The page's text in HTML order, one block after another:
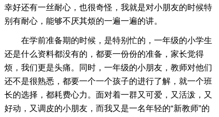
幸好还有一丝耐心，也很奇怪，我就是对小朋友的时候特
别有耐心，能够不厌其烦的一遍一遍的讲。
在学前准备期的时候，是特别忙的，一年级的小学生
还是什么资料都没有的，都要一份份的准备，家长觉得
烦，我们更是头痛。同时，一年级的小朋友，教师对他们
还不是很熟悉，都要一个一个孩子的进行了解，就一个班
长的选择，都耗费心力。面对着一群又可爱，又活泼，又
好动，又调皮的小朋友，而我又是一名年轻的“新教师”的